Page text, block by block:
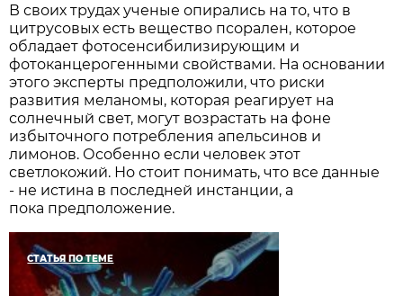
В своих трудах ученые опирались на то, что в
цитрусовых есть вещество псорален, которое
обладает фотосенсибилизирующим и
фотоканцерогенными свойствами. На основании
этого эксперты предположили, что риски
развития меланомы, которая реагирует на
солнечный свет, могут возрастать на фоне
избыточного потребления апельсинов и
лимонов. Особенно если человек этот
светлокожий. Но стоит понимать, что все данные
- не истина в последней инстанции, а
пока предположение.
СТАТЬЯ ПО ТЕМЕ